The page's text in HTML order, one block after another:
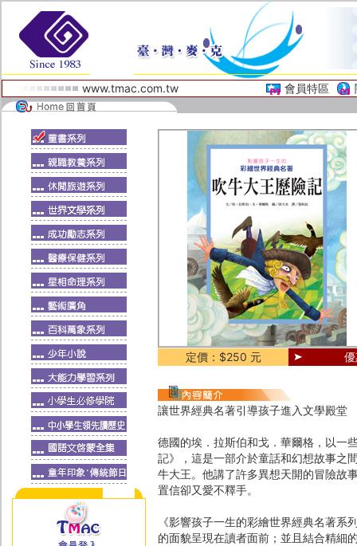
www.tmac.com.tw 會員特區
定價：$250 元
讓世界經典名著引導孩子進入文學殿堂
德國的埃．拉斯伯和戈．華爾格，以一
記》，這是一部介於童話和幻想故事之
牛大王。他講了許多異想天開的冒險故
置信卻又愛不釋手。
《影響孩子一生的彩繪世界經典名著
的面貌呈現在讀者面前；並且結合精細